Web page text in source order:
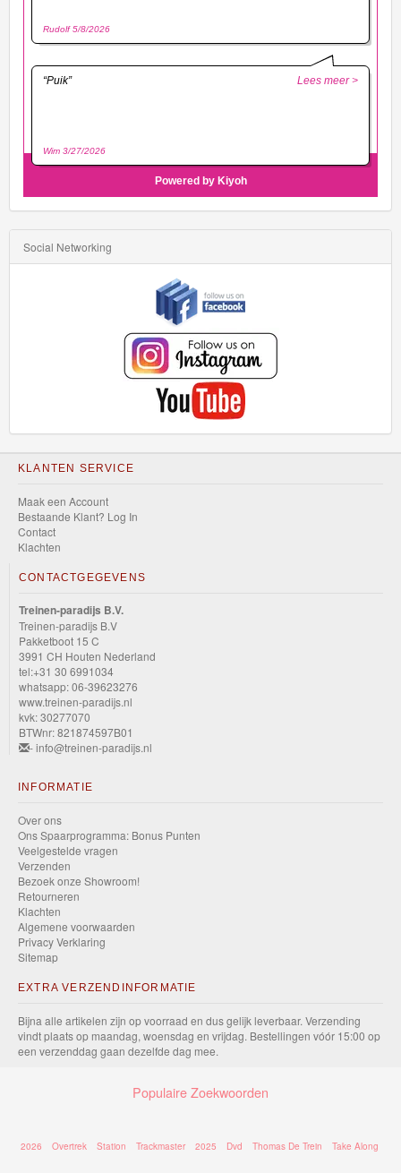
Social Networking
KLANTEN SERVICE
Maak een Account
Bestaande Klant? Log In
Contact
Klachten
CONTACTGEGEVENS
Treinen-paradijs B.V.
Treinen-paradijs B.V
Pakketboot 15 C
3991 CH Houten Nederland
tel:+31 30 6991034
whatsapp: 06-39623276
www.treinen-paradijs.nl
kvk: 30277070
BTWnr: 821874597B01
- info@treinen-paradijs.nl
INFORMATIE
Over ons
Ons Spaarprogramma: Bonus Punten
Veelgestelde vragen
Verzenden
Bezoek onze Showroom!
Retourneren
Klachten
Algemene voorwaarden
Privacy Verklaring
Sitemap
EXTRA VERZENDINFORMATIE
Bijna alle artikelen zijn op voorraad en dus gelijk leverbaar. Verzending
vindt plaats op maandag, woensdag en vrijdag. Bestellingen vóór 15:00 op
een verzenddag gaan dezelfde dag mee.
Populaire Zoekwoorden
2026 Overtrek Station Trackmaster 2025 Dvd Thomas De Trein Take Along